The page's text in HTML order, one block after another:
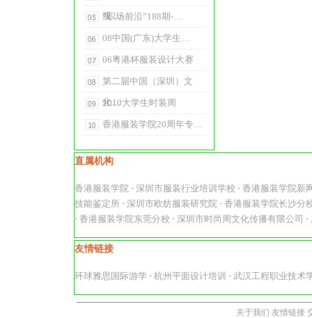
服…
“职场前沿”188期-…
08中国(广东)大学生…
06粤港杯服装设计大赛
第二届中国（深圳）文
化…
2010大学生时装周
香港服装学院20周年专…
直属机构
香港服装学院 · 深圳市服装行业培训学校 · 香港服装学院新
技能鉴定所 · 深圳市欧纺服装研究院 · 香港服装学院长沙分
· 香港服装学院东莞分校 · 深圳市时尚周文化传播有限公司 ·
友情链接
环球雅思国际游学 · 杭州平面设计培训 · 武汉工程职业技术
关于我们 友情链接